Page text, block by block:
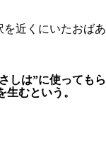
近くにいたおばあ
しは”に使ってもら
むという。